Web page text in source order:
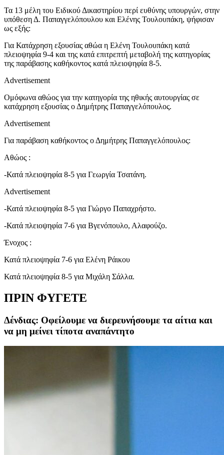
Τα 13 μέλη του Ειδικού Δικαστηρίου περί ευθύνης υπουργών, στην
υπόθεση Δ. Παπαγγελόπουλου και Ελένης Τουλουπάκη, ψήφισαν
ως εξής:
Για Κατάχρηση εξουσίας αθώα η Ελένη Τουλουπάκη κατά
πλειοψηφία 9-4 και της κατά επιτρεπτή μεταβολή της κατηγορίας
της παράβασης καθήκοντος κατά πλειοψηφία 8-5.
Advertisement
Ομόφωνα αθώος για την κατηγορία της ηθικής αυτουργίας σε
κατάχρηση εξουσίας ο Δημήτρης Παπαγγελόπουλος.
Advertisement
Για παράβαση καθήκοντος ο Δημήτρης Παπαγγελόπουλος:
Αθώος :
-Κατά πλειοψηφία 8-5 για Γεωργία Τσατάνη.
Advertisement
-Κατά πλειοψηφία 8-5 για Γιώργο Παπαχρήστο.
-Κατά πλειοψηφία 7-6 για Βγενόπουλο, Αλαφούζο.
Ένοχος :
Κατά πλειοψηφία 7-6 για Ελένη Ράικου
Κατά πλειοψηφία 8-5 για Μιχάλη Σάλλα.
ΠΡΙΝ ΦΥΓΕΤΕ
Δένδιας: Oφείλουμε να διερευνήσουμε τα αίτια και
να μη μείνει τίποτα αναπάντητο